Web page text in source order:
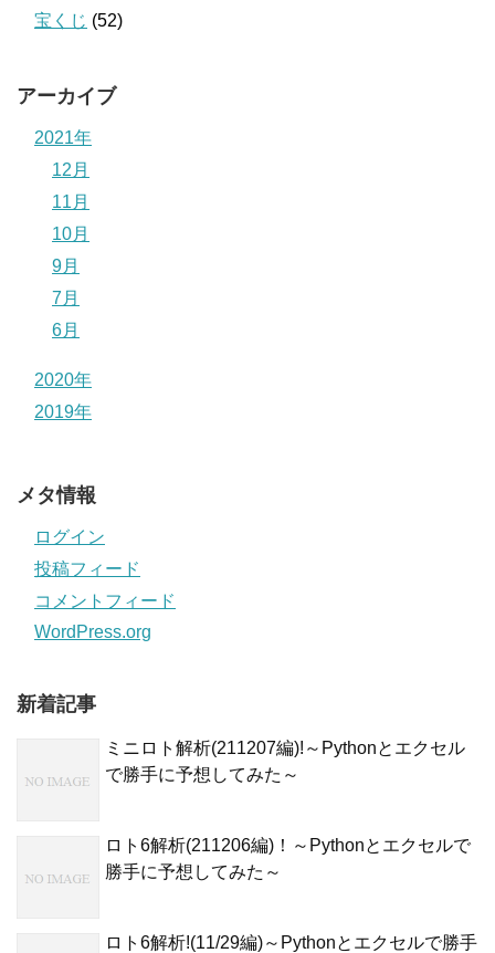
宝くじ (52)
アーカイブ
2021年
12月
11月
10月
9月
7月
6月
2020年
2019年
メタ情報
ログイン
投稿フィード
コメントフィード
WordPress.org
新着記事
ミニロト解析(211207編)!～Pythonとエクセル
で勝手に予想してみた～
ロト6解析(211206編)！～Pythonとエクセルで
勝手に予想してみた～
ロト6解析!(11/29編)～Pythonとエクセルで勝手